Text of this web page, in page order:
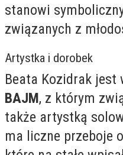
stanowi
związanych z
Artystka i dorobek
Beata Kozidrak jest
BAJM, z którym
także artystką
ma liczne przeboje